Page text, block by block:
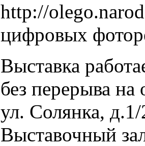
http://
цифровых
Выставка
без перерыва
ул. Солянка,
Выставочный